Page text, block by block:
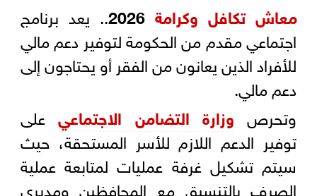
معاشتكافل وكرامة 2026
.. يعد برنامج
اجتماعي مقدم من الحكومة لتوفير دعم مالي
للأفراد الذين يعانون من الفقر أو يحتاجون إلى
دعم مالي.
وتحرص وزارة التضامن الاجتماعيعلى
توفير الدعم اللازم للأسر المستحقة، حيث
سيتم تشكيل غرفة عمليات لمتابعة عملية
الصرف بالتنسيق مع المحافظين ومديري